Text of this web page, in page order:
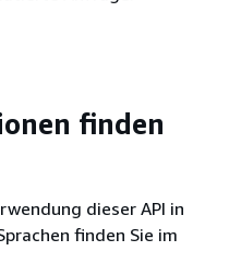
finden
dieser API in
finden Sie im